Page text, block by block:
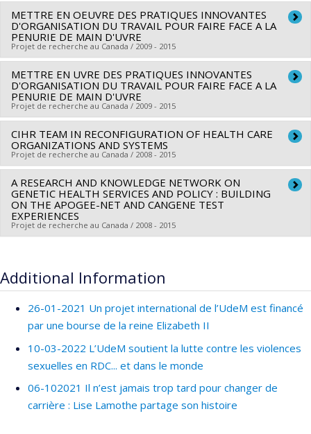
Funding sources: CSSS Cavendish/Centre de santé et de
services sociaux Cavendish
Grant programs:
Lead researcher : François Rousseau
Co-researchers : Lise Lamothe
Funding sources:IRSC/Instituts de recherche en santé du
Grant programs:PVXXXXXX-Subvention d'équipe
émergente: maladies rares
METTRE EN OEUVRE DES PRATIQUES INNOVANTES
D'ORGANISATION DU TRAVAIL POUR FAIRE FACE A LA
PENURIE DE MAIN D'UVRE
Projet de recherche au Canada / 2009 - 2015
Lead researcher : Carl Ardy Dubois
Co-researchers : Lise Lamothe, Luce Beauregard,Patrick
Dube ,André Giroux,Kathleen Bentein
Corbeil,Jean-Luc Bedard,Jean-Philippe Ferland
Funding sources:IRSC/Instituts de recherche en santé du
Canada
Grant programs: PVX88932-(PASS) Partenariats pour
l'amélioration des services de santé
METTRE EN UVRE DES PRATIQUES INNOVANTES
D'ORGANISATION DU TRAVAIL POUR FAIRE FACE A LA
PENURIE DE MAIN D'UVRE
Projet de recherche au Canada / 2009 - 2015
Lead researcher : Carl Ardy Dubois
Co-researchers : Lise Lamothe,Luce Beauregard
Dube,André Giroux,Kathleen Bentein,Frédéric Gilbert,
Odette Bolduc,Daniele Francoeur, Alex Battaglini
Daniel
Corbeil, Jean-Luc Bedard,Jean-Philippe Ferland
Funding sources: Alliance du personnel professionnel et
technique de la santé et des services sociaux
CIHR TEAM IN RECONFIGURATION OF HEALTH CARE
ORGANIZATIONS AND SYSTEMS
Projet de recherche au Canada / 2008 - 2015
Lead researcher : Jean-Louis Denis
Co-researchers : André-Pierre Contandriopoulos,Pascale
Lehoux,François Champagne
Sicotte,Damien Contandriopoulos,Renaldo Battista,
Denis Roy
Linda Rouleau , Jean Lois (Jeannie) Haggerty
Nassera Touati,Naomi Fulop,John Norman Lavis,Louise
Lemieux-Charles ,Patricia Reay,Terrence Sullivan ,Karen
Golden-Biddle,Mark Dobrow ,Ann Langley-Laporte
Funding sources:IRSC/Instituts de recherche en santé du
Canada
Grant programs: PVXXXXXX-Subvention d'équipe
A RESEARCH AND KNOWLEDGE NETWORK ON
GENETIC HEALTH SERVICES AND POLICY : BUILDING
ON THE APOGEE-NET AND CANGENE TEST
EXPERIENCES
Projet de recherche au Canada / 2008 - 2015
Co-researchers :
Daniel Gaudet
Battista,Béatrice Godard,Bartha Maria Knoppers,Lise
Lamothe,Ingeborg Blancquaert
Funding sources:IRSC/Instituts de recherche en santé du
Additional Information
26-01-2021 Un projet international de l’UdeM est financé
par une bourse de la reine Elizabeth II
10-03-2022 L’UdeM soutient la lutte contre les violences
sexuelles en RDC... et dans le monde
06-102021 Il n’est jamais trop tard pour changer de
carrière : Lise Lamothe partage son histoire